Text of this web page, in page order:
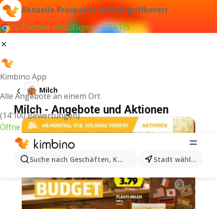
Aktuelle Prospekte immer griffbereit
Zu Chrome hinzufügen – GRATIS
Kimbino App
Alle Angebote an einem Ort
(14’100 Bewertungen)
Öffne
Suche nach Geschäften, Kategorien, Produkten...
Stadt wählen
Milch
Milch - Angebote und Aktionen